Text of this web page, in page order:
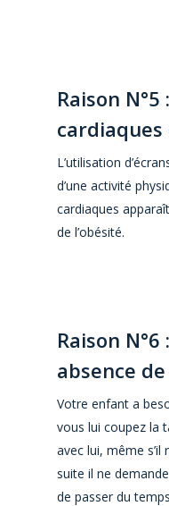
Raison
L’utilisation
d’une activité
cardiaques
de l’obésité.
Raison N°6
absence
Votre enfant a
vous lui coupez la
avec lui, même
suite il ne
de passer du